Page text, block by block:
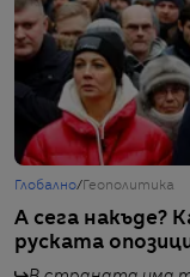
Глобално/ Геополитика
А сега накъде?
руската